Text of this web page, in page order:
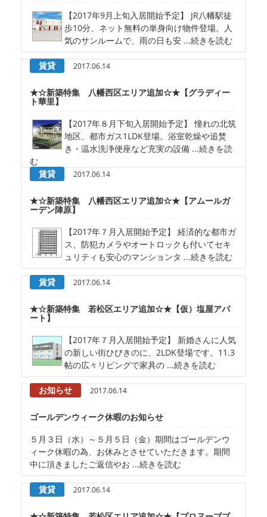
【2017年9月上旬入居開始予定】 JR八幡駅徒
歩10分、ネット無料の単身向け物件登場。人
気のサンルームで、雨の日も安 ...続きを読む
賃貸 2017.06.14
★☆新築特集 八幡西区エリア追加☆★【グラディー
ト華里】
【2017年８月下旬入居開始予定】 憧れの北筑
地区、都市ガス1LDK登場。浴室乾燥や追焚
き・温水洗浄便座など充実の設備 ...続きを読
む
賃貸
2017.06.14
★☆新築特集 八幡西区エリア追加☆★【アムールガ
ーデン陣原】
【2017年７月入居開始予定】 経済的な都市ガ
ス、防犯カメラやオートロックも付いてセキ
ュリティも安心のマンションタ ...続きを読む
賃貸 2017.06.14
★☆新築特集 若松区エリア追加☆★【仮）塩屋アパ
ート】
【2017年７月入居開始予定】 新婚さんに人気
の新しい街ひびきのに、2LDK登場です。11.3
帖の広々リビングで家具の ...続きを読む
お知らせ 2017.06.14
ゴールデンウィーク休暇のお知らせ
５月３日（水）～５月５日（金）期間はゴールデンウ
ィーク休暇の為、お休みとさせていただきます。期間
中に頂きましたご返信やお ...続きを読む
賃貸 2017.06.14